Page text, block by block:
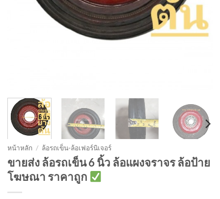
หน้าหลัก / ล้อรถเข็น-ล้อเฟอร์นิเจอร์
ขายส่ง ล้อรถเข็น 6 นิ้ว ล้อแผงจราจร ล้อป้าย
โฆษณา ราคาถูก